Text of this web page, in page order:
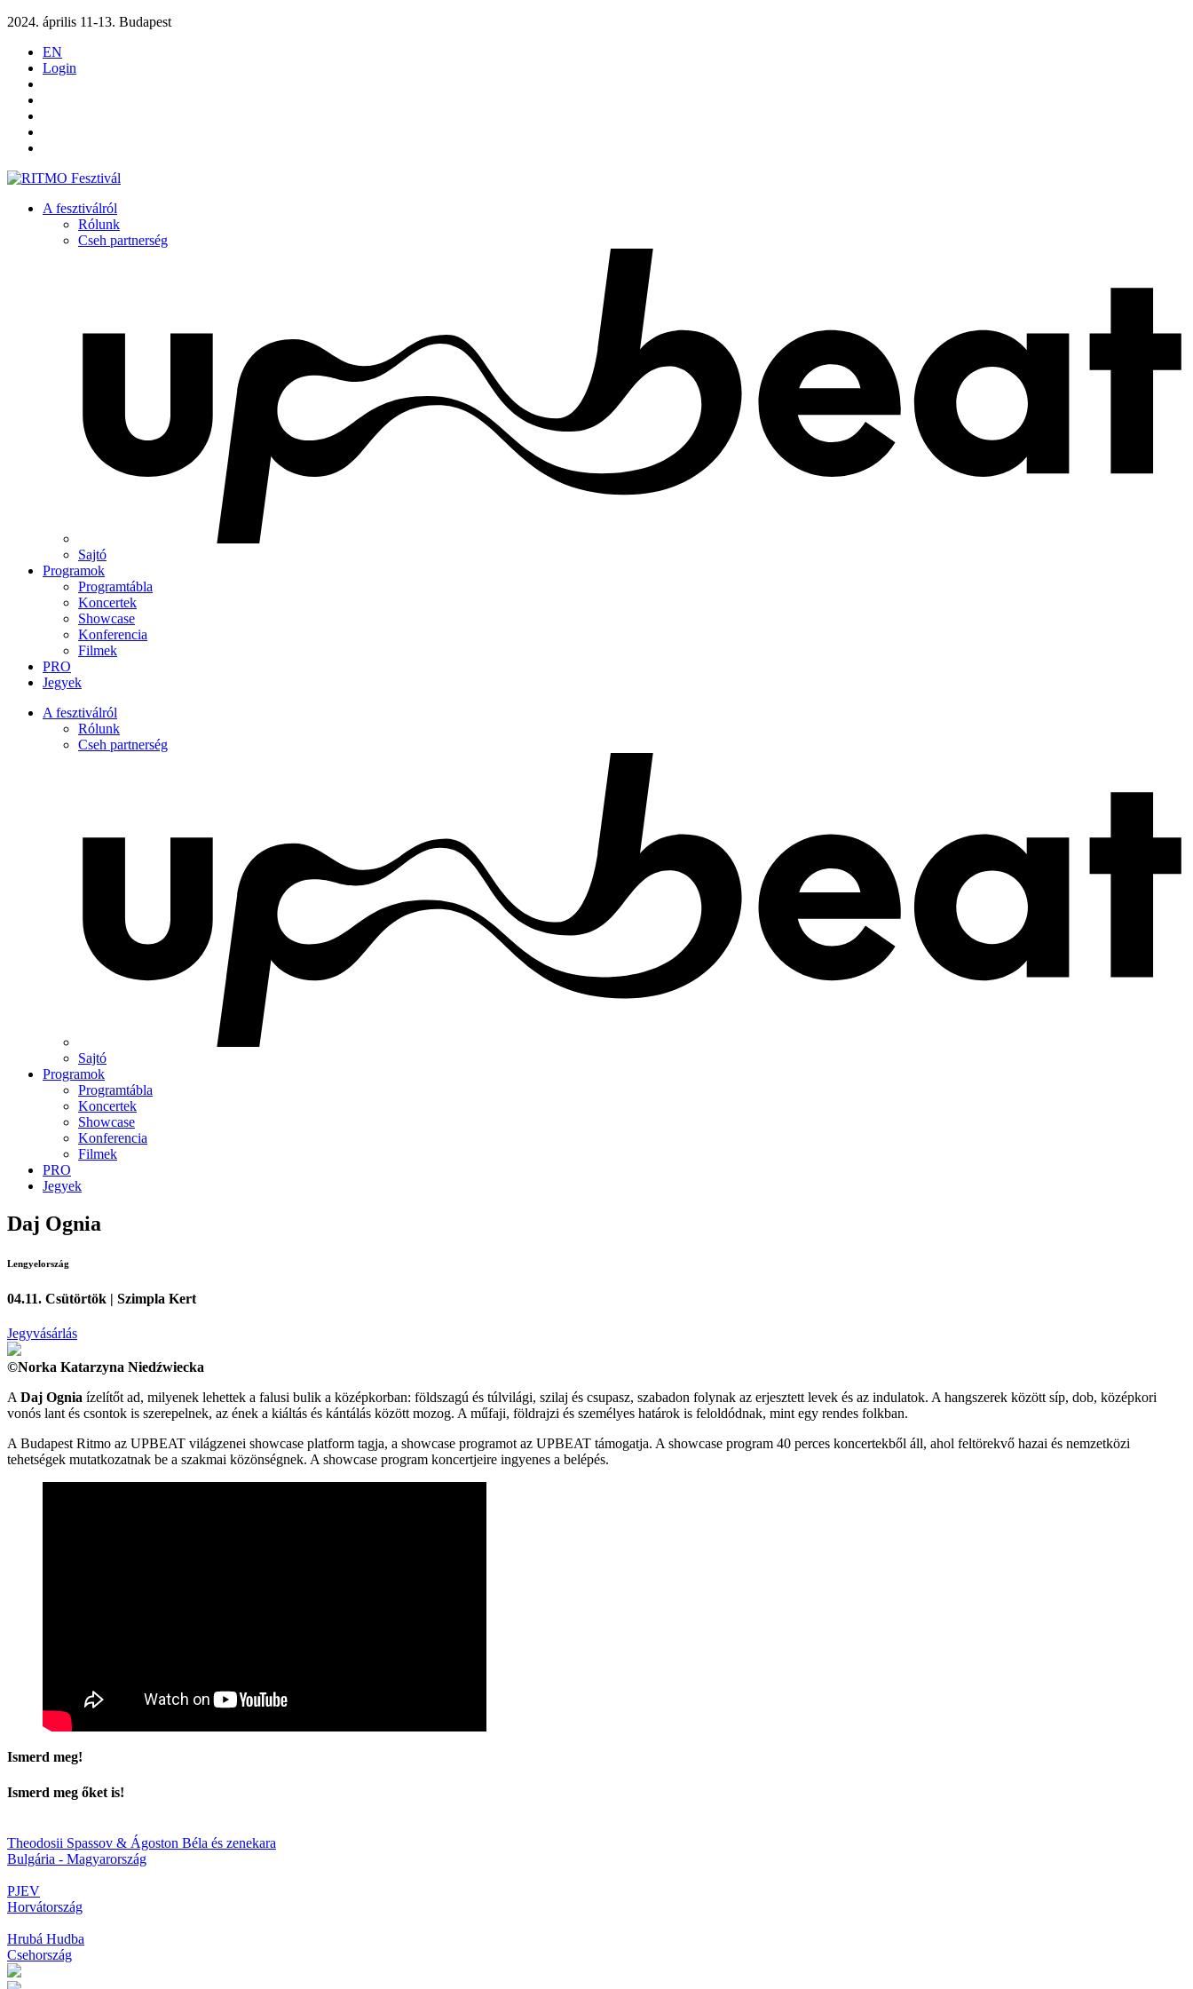
2024. április 11-13. Budapest
EN
Login
A fesztiválról
Rólunk
Cseh partnerség
Sajtó
Programok
Programtábla
Koncertek
Showcase
Konferencia
Filmek
PRO
Jegyek
A fesztiválról
Rólunk
Cseh partnerség
Sajtó
Programok
Programtábla
Koncertek
Showcase
Konferencia
Filmek
PRO
Jegyek
Daj Ognia
Lengyelország
04.11. Csütörtök | Szimpla Kert
Jegyvásárlás
©Norka Katarzyna Niedźwiecka
A Daj Ognia ízelítőt ad, milyenek lehettek a falusi bulik a középkorban: földszagú és túlvilági, szilaj és csupasz, szabadon folynak az erjesztett levek és az indulatok. A hangszerek között síp, dob, középkori
vonós lant és csontok is szerepelnek, az ének a kiáltás és kántálás között mozog. A műfaji, földrajzi és személyes határok is feloldódnak, mint egy rendes folkban.
A Budapest Ritmo az UPBEAT világzenei showcase platform tagja, a showcase programot az UPBEAT támogatja. A showcase program 40 perces koncertekből áll, ahol feltörekvő hazai és nemzetközi
tehetségek mutatkozatnak be a szakmai közönségnek. A showcase program koncertjeire ingyenes a belépés.
Ismerd meg!
Ismerd meg őket is!
Theodosii Spassov & Ágoston Béla és zenekara
Bulgária - Magyarország
PJEV
Horvátország
Hrubá Hudba
Csehország